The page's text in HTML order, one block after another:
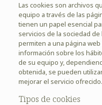
Las cookies son archivos
equipo a través de las
tienen un papel esencial
servicios de la sociedad
permiten a una página
información sobre los
de su equipo y,
obtenida, se pueden
mejorar el servicio ofrecido.
Tipos de cookies